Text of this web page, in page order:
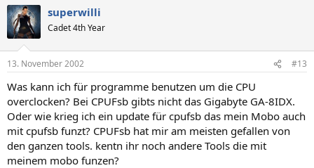
superwilli
Cadet 4th Year
13. November 2002 #13
Was kann ich für programme benutzen um die CPU
overclocken? Bei CPUFsb gibts nicht das Gigabyte GA-8IDX.
Oder wie krieg ich ein update für cpufsb das mein Mobo auch
mit cpufsb funzt? CPUFsb hat mir am meisten gefallen von
den ganzen tools. kentn ihr noch andere Tools die mit
meinem mobo funzen?